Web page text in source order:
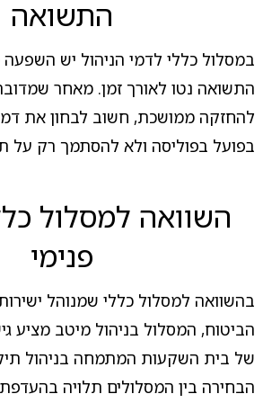
התשואה
במסלול כללי לדמי הניהול יש
התשואה נטו לאורך זמן. מאחר
להחזקה ממושכת, חשוב לבחון את
בפועל בפוליסה ולא להסתמך רק על
השוואה למסלול
פנימי
בהשוואה למסלול כללי שמנוהל
הביטוח, המסלול בניהול מיטב מציע
של בית השקעות המתמחה בניהול
הבחירה בין המסלולים תלויה בהעדפת